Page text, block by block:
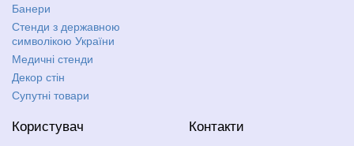
Банери
Стенди з державною
символікою України
Медичні стенди
Декор стін
Супутні товари
Користувач Контакти